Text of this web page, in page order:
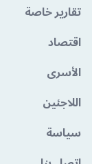
تقارير خاصة
اقتصاد
الأسرى
اللاجئين
سياسة